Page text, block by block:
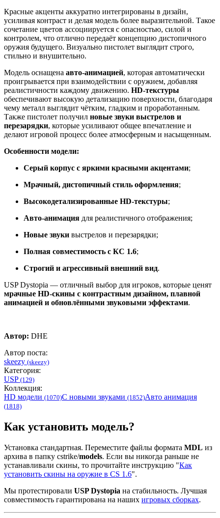
Красные акценты аккуратно интегрированы в дизайн,
усиливая контраст и делая модель более выразительной. Такое
сочетание цветов ассоциируется с опасностью, силой и
контролем, что отлично передаёт концепцию дистопичного
оружия будущего. Визуально пистолет выглядит строго,
стильно и внушительно.
Модель оснащена авто-анимацией, которая автоматически
проигрывается при взаимодействии с оружием, добавляя
реалистичности каждому движению. HD-текстуры
обеспечивают высокую детализацию поверхности, благодаря
чему металл выглядит чётким, гладким и проработанным.
Также пистолет получил новые звуки выстрелов и
перезарядки, которые усиливают общее впечатление и
делают игровой процесс более атмосферным и насыщенным.
Особенности модели:
Серый корпус с яркими красными акцентами;
Мрачный, дистопичный стиль оформления;
Высокодетализированные HD-текстуры;
Авто-анимация для реалистичного отображения;
Новые звуки выстрелов и перезарядки;
Полная совместимость с КС 1.6;
Строгий и агрессивный внешний вид.
USP Dystopia — отличный выбор для игроков, которые ценят
мрачные HD-скины с контрастным дизайном, плавной
анимацией и обновлёнными звуковыми эффектами.
Автор: DHE
Автор поста:
skeezy (skeezy)
Категория:
USP (129)
Коллекция:
HD модели (1070)С новыми звуками (1852)Авто анимация
(1818)
Как установить модель?
Установка стандартная. Переместите файлы формата MDL из
архива в папку cstrike/models. Если вы никогда раньше не
устанавливали скины, то прочитайте инструкцию "Как
установить скины на оружие в CS 1.6".
Мы протестировали USP Dystopia на стабильность. Лучшая
совместимость гарантирована на наших игровых сборках.